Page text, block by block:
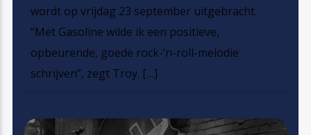
wordt op vrijdag 23 september uitgebracht.
“Met Gasoline wilde ik een positieve,
opbeurende, goede rock-‘n-roll-melodie
schrijven”, zegt Troy. […]